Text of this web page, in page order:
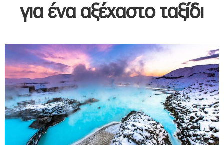
για ένα αξέχαστο ταξίδι